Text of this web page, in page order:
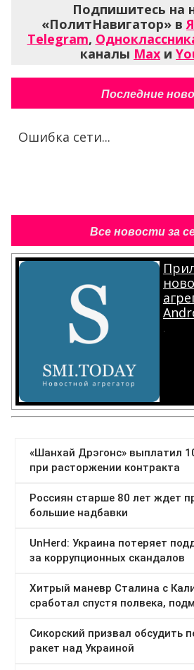
Подпишитесь на
«ПолитНавигатор» в
Telegram,
каналы Max и
Последние
Ошибка сети...
Все новости за
.